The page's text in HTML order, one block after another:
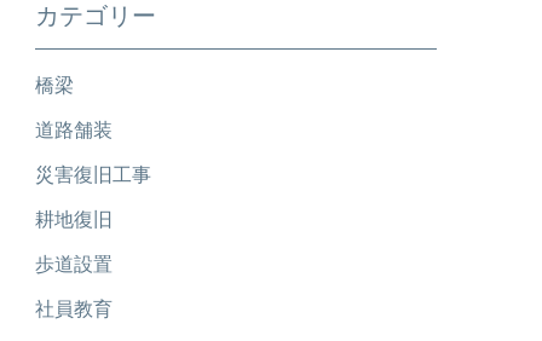
カテゴリー
橋梁
道路舗装
災害復旧工事
耕地復旧
歩道設置
社員教育